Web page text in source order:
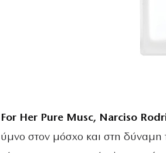
For Her Pure Musc, Narciso
ύμνο στον μόσχο και στη δύναμη